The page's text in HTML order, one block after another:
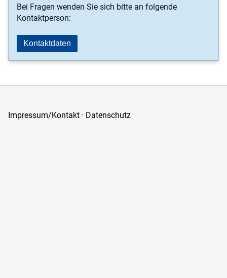
Bei Fragen wenden Sie sich bitte an folgende
Kontaktperson:
Kontaktdaten
Impressum/Kontakt · Datenschutz